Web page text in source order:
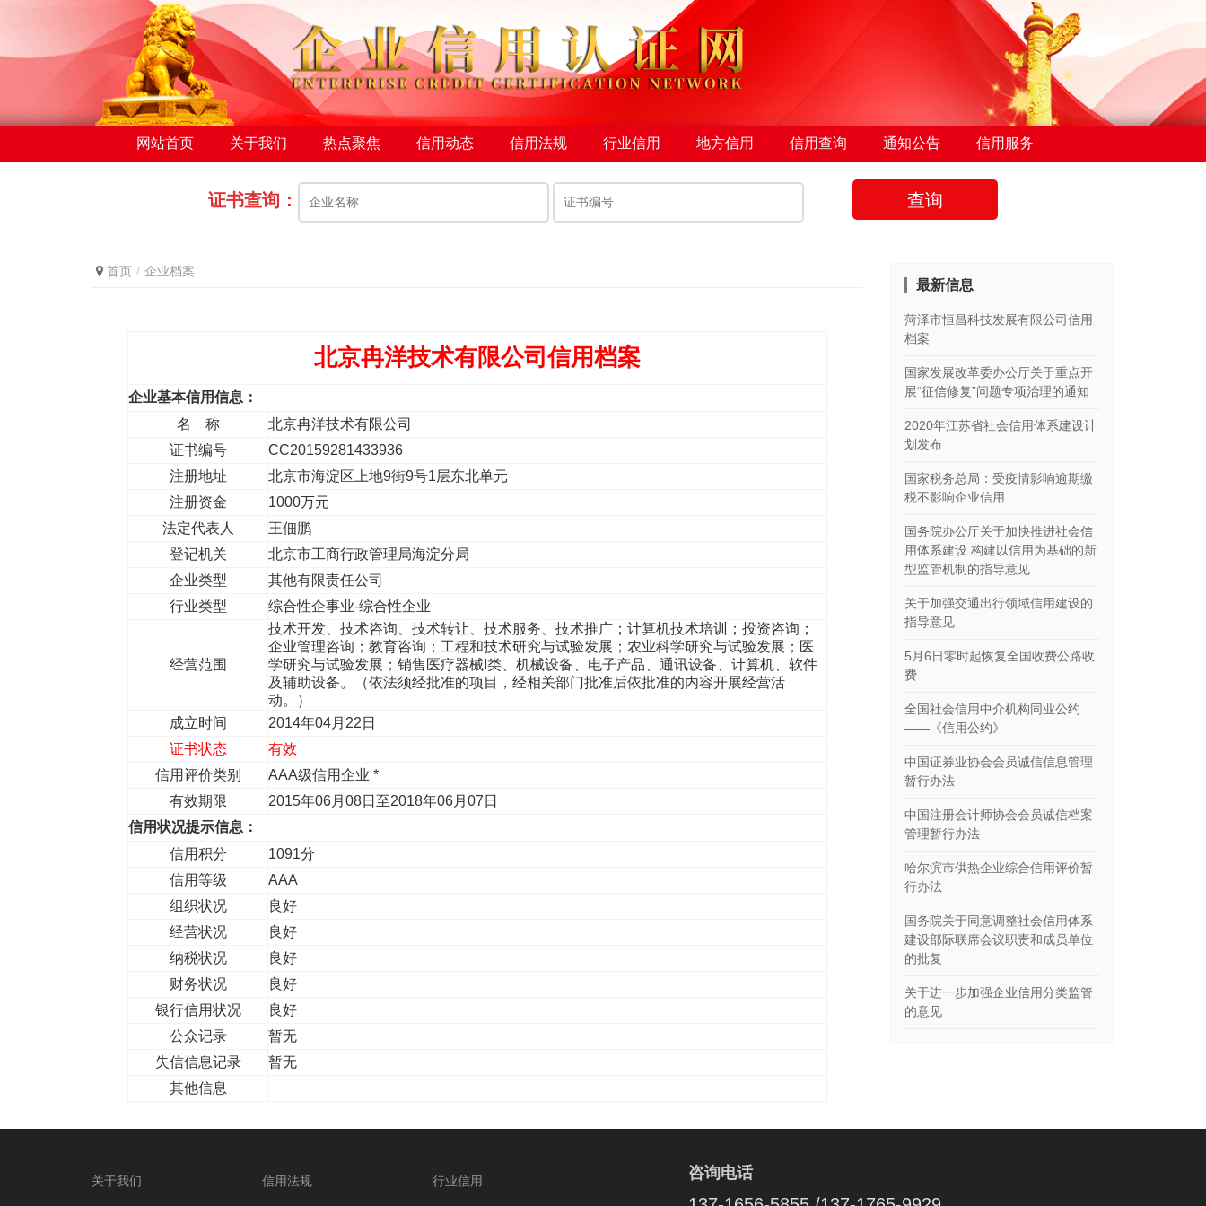
网站首页 关于我们 热点聚焦 信用动态 信用法规 行业信用 地方信用 信用查询 通知公告 信用服务
证书查询： 查询
首页 企业档案
北京冉洋技术有限公司信用档案
企业基本信用信息：
名 称
北京冉洋技术有限公司
证书编号
CC20159281433936
注册地址
北京市海淀区上地9街9号1层东北单元
注册资金
1000万元
法定代表人
王佃鹏
登记机关
北京市工商行政管理局海淀分局
企业类型
其他有限责任公司
行业类型
综合性企事业-综合性企业
经营范围
技术开发、技术咨询、技术转让、技术服务、技术推广；计算机技术培训；投资咨询；
企业管理咨询；教育咨询；工程和技术研究与试验发展；农业科学研究与试验发展；医
学研究与试验发展；销售医疗器械I类、机械设备、电子产品、通讯设备、计算机、软件
及辅助设备。（依法须经批准的项目，经相关部门批准后依批准的内容开展经营活
动。）
成立时间
2014年04月22日
证书状态
有效
信用评价类别
AAA级信用企业 *
有效期限
2015年06月08日至2018年06月07日
信用状况提示信息：
信用积分
1091分
信用等级
AAA
组织状况
良好
经营状况
良好
纳税状况
良好
财务状况
良好
银行信用状况
良好
公众记录
暂无
失信信息记录
暂无
其他信息
最新信息
菏泽市恒昌科技发展有限公司信用
档案
国家发展改革委办公厅关于重点开
展“征信修复”问题专项治理的通知
2020年江苏省社会信用体系建设计
划发布
国家税务总局：受疫情影响逾期缴
税不影响企业信用
国务院办公厅关于加快推进社会信
用体系建设 构建以信用为基础的新
型监管机制的指导意见
关于加强交通出行领域信用建设的
指导意见
5月6日零时起恢复全国收费公路收
费
全国社会信用中介机构同业公约
——《信用公约》
中国证券业协会会员诚信信息管理
暂行办法
中国注册会计师协会会员诚信档案
管理暂行办法
哈尔滨市供热企业综合信用评价暂
行办法
国务院关于同意调整社会信用体系
建设部际联席会议职责和成员单位
的批复
关于进一步加强企业信用分类监管
的意见
关于我们 信用法规 行业信用 咨询电话